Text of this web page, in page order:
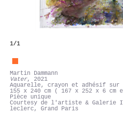
1/1
Martin Dammann
Vater, 2021
Aquarelle, crayon et adhésif sur
155 x 240 cm ( 167 x 252 x 6 cm
Pièce unique
Courtesy de l'artiste & Galerie
leclerc, Grand Paris